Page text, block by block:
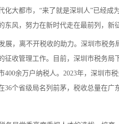
化大都市，“来了就是深圳人”已经成
东风，努力在新时代走在最前列，新
展，离不开税收的助力。深圳市税
征收管理工作。
目前，深圳市税务局
400余万户纳税人。2023年，深圳市
36个省级局名列前茅 ，税收总量在广